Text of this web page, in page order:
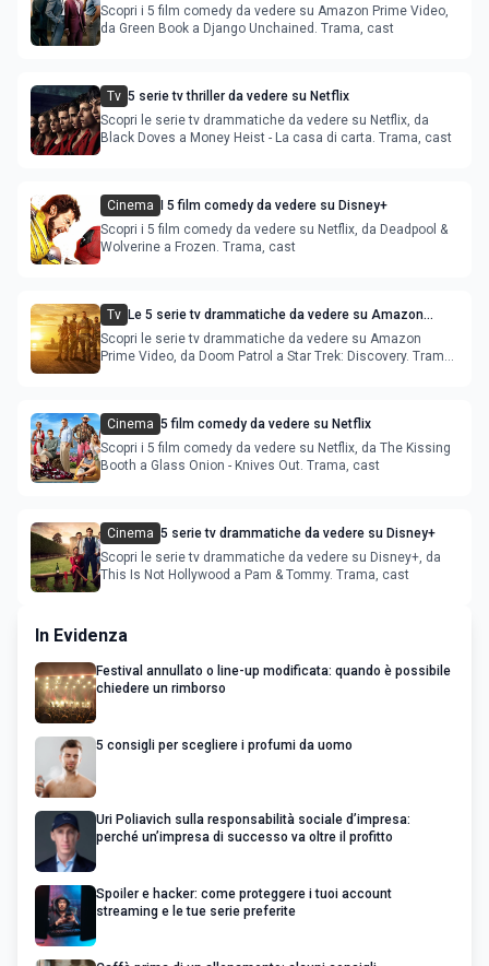
Video
Scopri i 5 film comedy da vedere su Amazon Prime Video,
da Green Book a Django Unchained. Trama, cast
Tv 5 serie tv thriller da vedere su Netflix
Scopri le serie tv drammatiche da vedere su Netflix, da
Black Doves a Money Heist - La casa di carta. Trama, cast
Cinema
I 5 film comedy da vedere su Disney+
Scopri i 5 film comedy da vedere su Netflix, da Deadpool &
Wolverine a Frozen. Trama, cast
Tv Le 5 serie tv drammatiche da vedere su Amazon
Prime Video
Scopri le serie tv drammatiche da vedere su Amazon
Prime Video, da Doom Patrol a Star Trek: Discovery. Trama,
Cinema 5 film comedy da vedere su Netflix
Scopri i 5 film comedy da vedere su Netflix, da The Kissing
Booth a Glass Onion - Knives Out. Trama, cast
Cinema 5 serie tv drammatiche da vedere su Disney+
Scopri le serie tv drammatiche da vedere su Disney+, da
This Is Not Hollywood a Pam & Tommy. Trama, cast
In Evidenza
Festival annullato o line-up modificata: quando è possibile
chiedere un rimborso
5 consigli per scegliere i profumi da uomo
Uri Poliavich sulla responsabilità sociale d’impresa:
perché un’impresa di successo va oltre il profitto
Spoiler e hacker: come proteggere i tuoi account
streaming e le tue serie preferite